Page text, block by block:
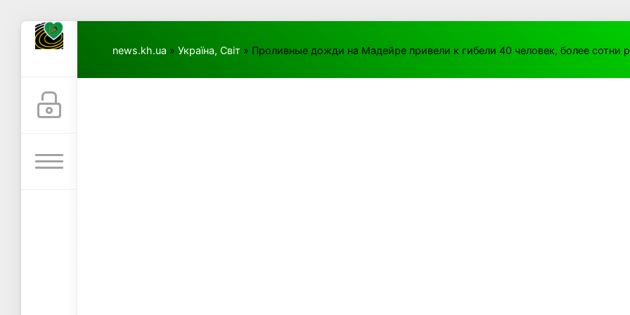
news.kh.ua » Україна, Світ » Проливные дожди на Мадейре привели к гибели 40 человек, более сотни